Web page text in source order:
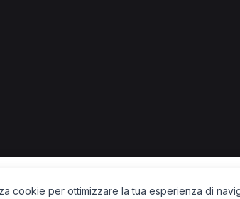
cookie per ottimizzare la tua esperienza di